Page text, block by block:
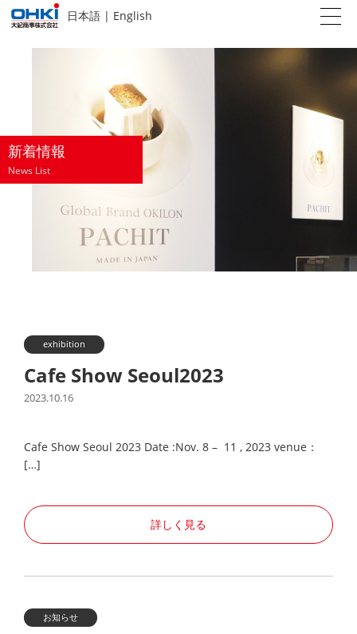
日本語 | English
新着情報
News List
exhibition
Cafe Show Seoul2023
2023.10.16
Cafe Show Seoul 2023 Date :Nov. 8 – 11 , 2023 venue：
[…]
詳しく見る
お知らせ